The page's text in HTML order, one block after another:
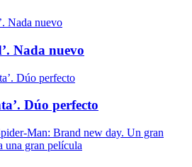
Nada nuevo
Dúo perfecto